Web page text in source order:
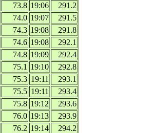
73.8 19:06
291.2
74.0 19:07
291.5
74.3 19:08
291.8
74.6 19:08
292.1
74.8 19:09
292.4
75.1 19:10
292.8
75.3 19:11
293.1
75.5 19:11
293.4
75.8 19:12
293.6
76.0 19:13
293.9
76.2 19:14
294.2